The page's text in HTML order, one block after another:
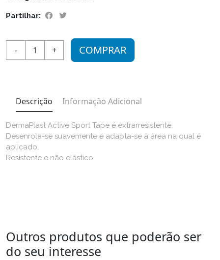
Partilhar:
- 1 + COMPRAR
Descrição Informação Adicional
DermaPlast Active Sport Tape é extrarresistente.
Desenrola-se suavemente e adapta-se à área na qual é
aplicado.
Resistente e não elástico.
Outros produtos que poderão ser
do seu interesse